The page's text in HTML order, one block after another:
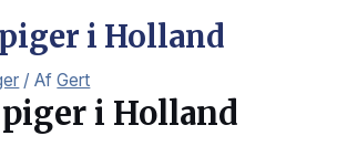
i Holland
/ AfGert
piger i Holland